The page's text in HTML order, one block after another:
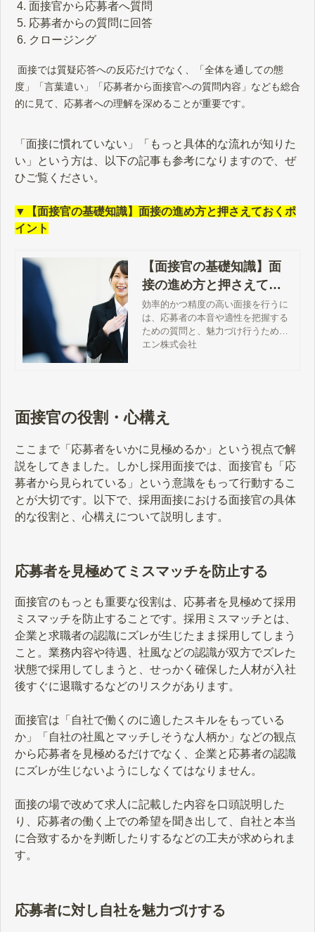
面接官から応募者へ質問
応募者からの質問に回答
クロージング
面接では質疑応答への反応だけでなく、「全体を通しての態
度」「言葉遣い」「応募者から面接官への質問内容」なども総合
的に見て、応募者への理解を深めることが重要です。
「面接に慣れていない」「もっと具体的な流れが知りた
い」という方は、以下の記事も参考になりますので、ぜ
ひご覧ください。
▼【面接官の基礎知識】面接の進め方と押さえておくポ
イント
【面接官の基礎知識】面
接の進め方と押さえてお
くポイント
効率的かつ精度の高い面接を行うに
は、応募者の本音や適性を把握する
ための質問と、魅力づけ行うための
情報を提供することが重要です。こ
エン株式会社
面接官の役割・心構え
ここまで「応募者をいかに見極めるか」という視点で解
説をしてきました。しかし採用面接では、面接官も「応
募者から見られている」という意識をもって行動するこ
とが大切です。以下で、採用面接における面接官の具体
的な役割と、心構えについて説明します。
応募者を見極めてミスマッチを防止する
面接官のもっとも重要な役割は、応募者を見極めて採用
ミスマッチを防止することです。採用ミスマッチとは、
企業と求職者の認識にズレが生じたまま採用してしまう
こと。業務内容や待遇、社風などの認識が双方でズレた
状態で採用してしまうと、せっかく確保した人材が入社
後すぐに退職するなどのリスクがあります。
面接官は「自社で働くのに適したスキルをもっている
か」「自社の社風とマッチしそうな人柄か」などの観点
から応募者を見極めるだけでなく、企業と応募者の認識
にズレが生じないようにしなくてはなりません。
面接の場で改めて求人に記載した内容を口頭説明した
り、応募者の働く上での希望を聞き出して、自社と本当
に合致するかを判断したりするなどの工夫が求められま
す。
応募者に対し自社を魅力づけする